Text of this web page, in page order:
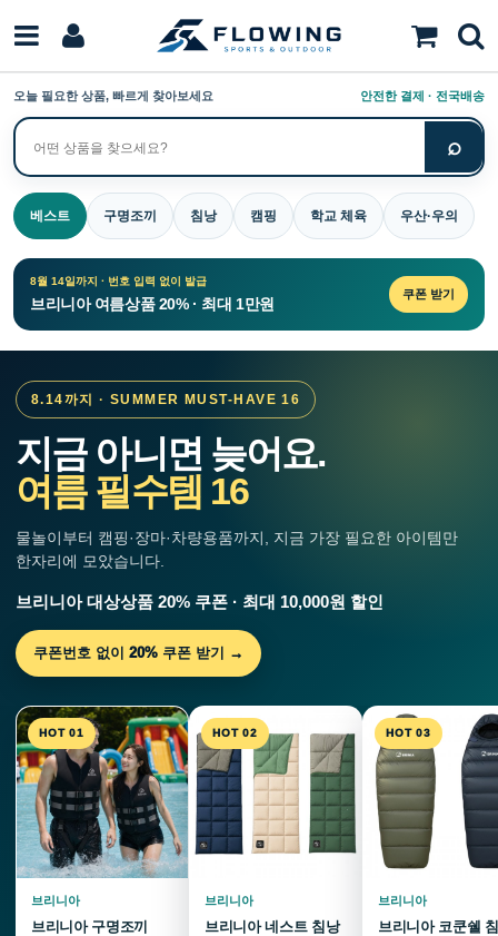
오늘 필요한 상품, 빠르게 찾아보세요 안전한 결제 · 전국배송
상
품
검
색
⌕
베스트 구명조끼 침낭 캠핑 학교 체육 우산·우의
8월 14일까지 · 번호 입력 없이 발급
브리니아 여름상품 20% · 최대 1만원
쿠폰 받기
8.14까지 · SUMMER MUST-HAVE 16
지금 아니면 늦어요.
여름 필수템 16
물놀이부터 캠핑·장마·차량용품까지, 지금 가장 필요한 아이템만
한자리에 모았습니다.
브리니아 대상상품 20% 쿠폰 · 최대 10,000원 할인
쿠폰번호 없이 20% 쿠폰 받기 →
HOT 01
브리니아
브리니아 구명조끼
HOT 02
브리니아
브리니아 네스트 침낭
HOT 03
브리니아
브리니아 코쿤쉘